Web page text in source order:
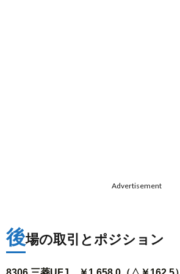
Advertisement
後場の取引とポジション